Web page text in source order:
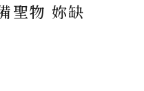
聖物 妳缺